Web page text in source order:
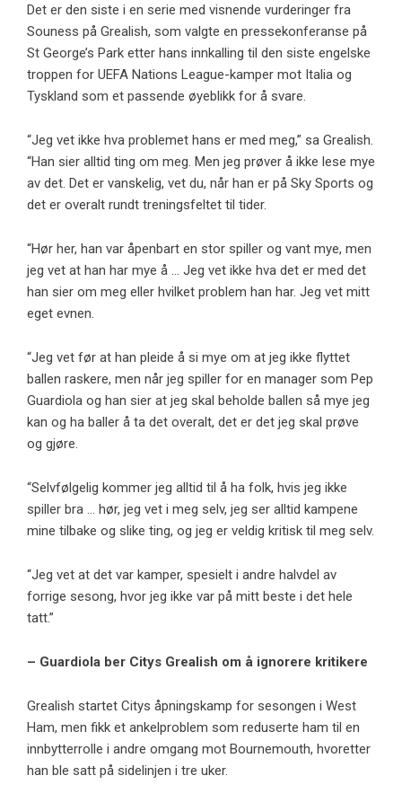
Det er den siste i en serie med visnende vurderinger fra
Souness på Grealish, som valgte en pressekonferanse på
St George’s Park etter hans innkalling til den siste engelske
troppen for UEFA Nations League-kamper mot Italia og
Tyskland som et passende øyeblikk for å svare.
“Jeg vet ikke hva problemet hans er med meg,” sa Grealish.
“Han sier alltid ting om meg. Men jeg prøver å ikke lese mye
av det. Det er vanskelig, vet du, når han er på Sky Sports og
det er overalt rundt treningsfeltet til tider.
“Hør her, han var åpenbart en stor spiller og vant mye, men
jeg vet at han har mye å … Jeg vet ikke hva det er med det
han sier om meg eller hvilket problem han har. Jeg vet mitt
eget evnen.
“Jeg vet før at han pleide å si mye om at jeg ikke flyttet
ballen raskere, men når jeg spiller for en manager som Pep
Guardiola og han sier at jeg skal beholde ballen så mye jeg
kan og ha baller å ta det overalt, det er det jeg skal prøve
og gjøre.
“Selvfølgelig kommer jeg alltid til å ha folk, hvis jeg ikke
spiller bra … hør, jeg vet i meg selv, jeg ser alltid kampene
mine tilbake og slike ting, og jeg er veldig kritisk til meg selv.
“Jeg vet at det var kamper, spesielt i andre halvdel av
forrige sesong, hvor jeg ikke var på mitt beste i det hele
tatt.”
– Guardiola ber Citys Grealish om å ignorere kritikere
Grealish startet Citys åpningskamp for sesongen i West
Ham, men fikk et ankelproblem som reduserte ham til en
innbytterrolle i andre omgang mot Bournemouth, hvoretter
han ble satt på sidelinjen i tre uker.